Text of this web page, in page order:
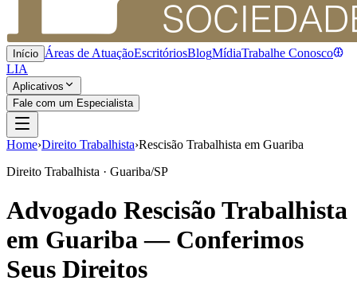
Início Áreas de AtuaçãoEscritóriosBlogMídiaTrabalhe Conosco
LIA
Aplicativos
Fale com um Especialista
Home›Direito Trabalhista›Rescisão Trabalhista em Guariba
Direito Trabalhista · Guariba/SP
Advogado Rescisão Trabalhista
em Guariba — Conferimos
Seus Direitos